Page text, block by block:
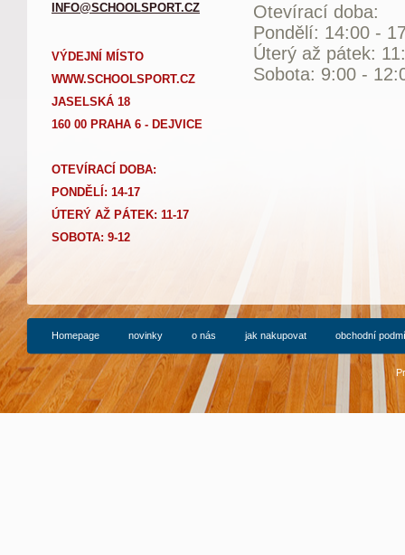
INFO@SCHOOLSPORT.CZ
VÝDEJNÍ MÍSTO
WWW.SCHOOLSPORT.CZ
JASELSKÁ 18
160 00 PRAHA 6 - DEJVICE
OTEVÍRACÍ DOBA:
PONDĚLÍ: 14-17
ÚTERÝ AŽ PÁTEK: 11-17
SOBOTA: 9-12
Otevírací doba:
Pondělí: 14:00 -
Úterý až pátek:
Sobota: 9:00 -
Homepage novinky o nás jak nakupovat obchodní